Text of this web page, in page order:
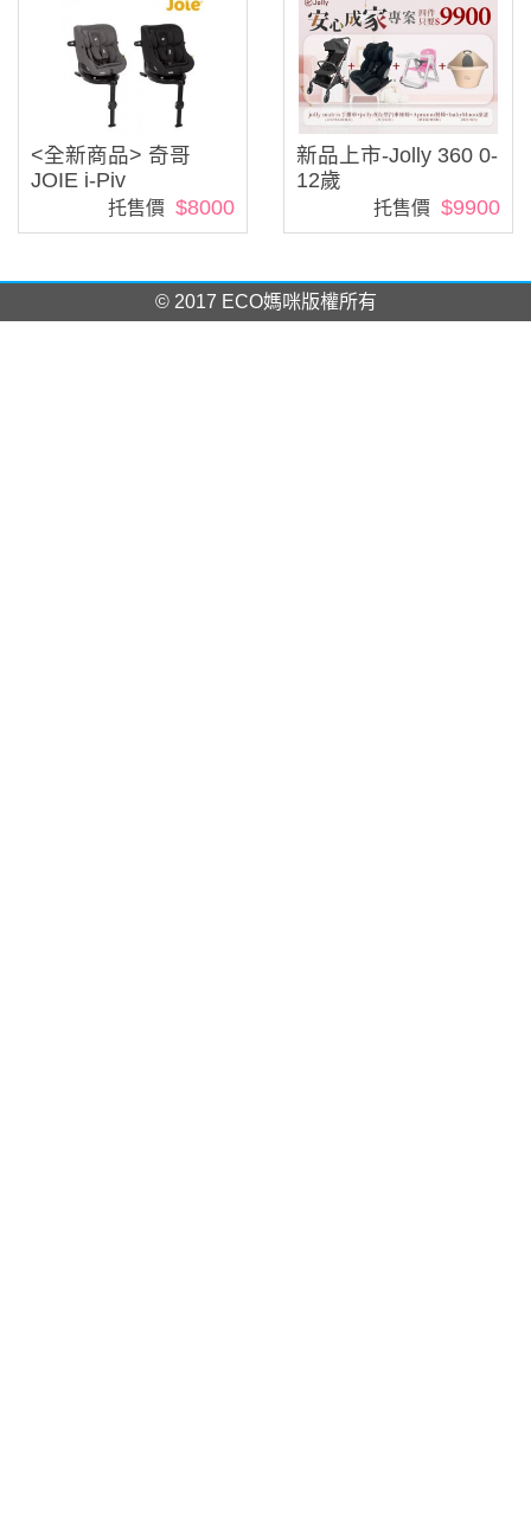
<全新商品> 奇哥
JOIE i-Piv
托售價 $8000
新品上市-Jolly 360 0-
12歲
托售價 $9900
© 2017 ECO媽咪版權所有